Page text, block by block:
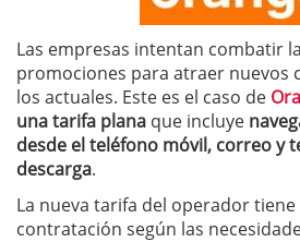
Las empresas intentan combatir
promociones para atraer nuevos
los actuales. Este es el caso de
una tarifa plana que incluye
desde el teléfono móvil, correo y
descarga.
La nueva tarifa del operador
contratación según las